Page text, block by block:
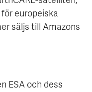
europeiska
säljs till Amazons
ESA och dess